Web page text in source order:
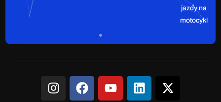
jazdy na
motocykl